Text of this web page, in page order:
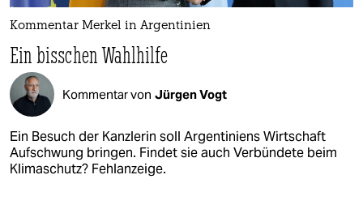
Kommentar Merkel in Argentinien
Ein bisschen Wahlhilfe
Kommentar von Jürgen Vogt
Ein Besuch der Kanzlerin soll Argentiniens Wirtschaft
Aufschwung bringen. Findet sie auch Verbündete beim
Klimaschutz? Fehlanzeige.